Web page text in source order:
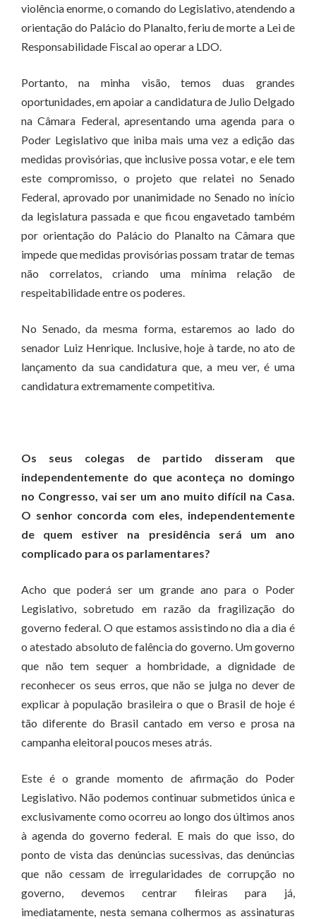
violência enorme, o comando do Legislativo, atendendo a
orientação do Palácio do Planalto, feriu de morte a Lei de
Responsabilidade Fiscal ao operar a LDO.
Portanto, na minha visão, temos duas grandes
oportunidades, em apoiar a candidatura de Julio Delgado
na Câmara Federal, apresentando uma agenda para o
Poder Legislativo que iniba mais uma vez a edição das
medidas provisórias, que inclusive possa votar, e ele tem
este compromisso, o projeto que relatei no Senado
Federal, aprovado por unanimidade no Senado no início
da legislatura passada e que ficou engavetado também
por orientação do Palácio do Planalto na Câmara que
impede que medidas provisórias possam tratar de temas
não correlatos, criando uma mínima relação de
respeitabilidade entre os poderes.
No Senado, da mesma forma, estaremos ao lado do
senador Luiz Henrique. Inclusive, hoje à tarde, no ato de
lançamento da sua candidatura que, a meu ver, é uma
candidatura extremamente competitiva.
Os seus colegas de partido disseram que
independentemente do que aconteça no domingo
no Congresso, vai ser um ano muito difícil na Casa.
O senhor concorda com eles, independentemente
de quem estiver na presidência será um ano
complicado para os parlamentares?
Acho que poderá ser um grande ano para o Poder
Legislativo, sobretudo em razão da fragilização do
governo federal. O que estamos assistindo no dia a dia é
o atestado absoluto de falência do governo. Um governo
que não tem sequer a hombridade, a dignidade de
reconhecer os seus erros, que não se julga no dever de
explicar à população brasileira o que o Brasil de hoje é
tão diferente do Brasil cantado em verso e prosa na
campanha eleitoral poucos meses atrás.
Este é o grande momento de afirmação do Poder
Legislativo. Não podemos continuar submetidos única e
exclusivamente como ocorreu ao longo dos últimos anos
à agenda do governo federal. E mais do que isso, do
ponto de vista das denúncias sucessivas, das denúncias
que não cessam de irregularidades de corrupção no
governo, devemos centrar fileiras para já,
imediatamente, nesta semana colhermos as assinaturas